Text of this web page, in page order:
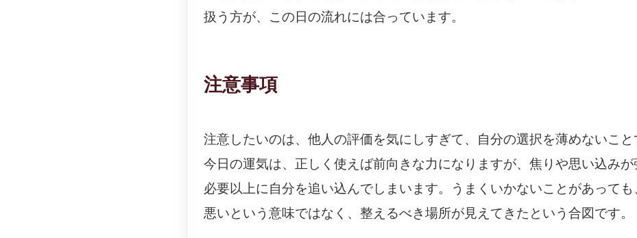
扱う方が、この日の流れには合っています。
注意事項
注意したいのは、他人の評価を気にしすぎて、自分の選択を薄めないこと
今日の運気は、正しく使えば前向きな力になりますが、焦りや思い込みが
必要以上に自分を追い込んでしまいます。うまくいかないことがあって
悪いという意味ではなく、整えるべき場所が見えてきたという合図です。